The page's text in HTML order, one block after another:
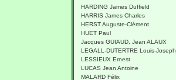
HARDING James Duffield
HARRIS James Charles
HERST Auguste-Clément
HUET Paul
Jacques GUIAUD, Jean ALAUX
LEGALL-DUTERTRE Louis-Joseph
LESSIEUX Ernest
LUCAS Jean Antoine
MALARD Félix